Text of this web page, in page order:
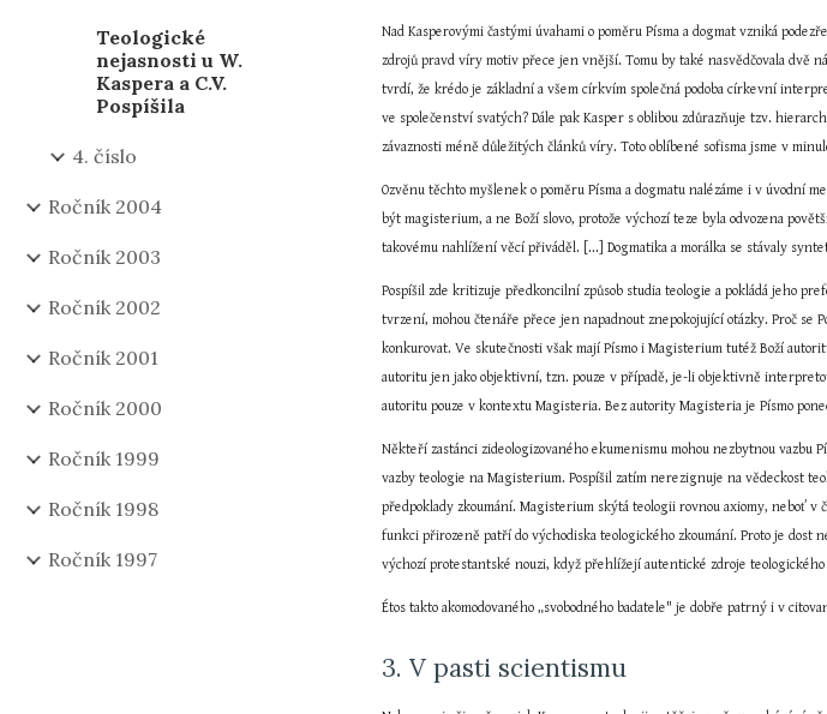
Teologické
nejasnosti u W.
Kaspera a C.V.
Pospíšila
4. číslo
Ročník 2004
Ročník 2003
Ročník 2002
Ročník 2001
Ročník 2000
Ročník 1999
Ročník 1998
Ročník 1997
Nad Kasperovými častými úvahami o poměru Písma a dogmat vzniká
zdrojů pravd víry motiv přece jen vnější. Tomu by také nasvědčovala dvě
tvrdí, že krédo je základní a všem církvím společná podoba církevní
ve společenství svatých? Dále pak Kasper s oblibou zdůrazňuje tzv.
závaznosti méně důležitých článků víry. Toto oblíbené sofisma jsme v
Ozvěnu těchto myšlenek o poměru Písma a dogmatu nalézáme i v úvodní
být magisterium, a ne Boží slovo, protože výchozí teze byla odvozena
takovému nahlížení věcí přiváděl. [...] Dogmatika a morálka se stávaly
Pospíšil zde kritizuje předkoncilní způsob studia teologie a pokládá jeho
tvrzení, mohou čtenáře přece jen napadnout znepokojující otázky. Proč se
konkurovat. Ve skutečnosti však mají Písmo i Magisterium tutéž Boží
autoritu jen jako objektivní, tzn. pouze v případě, je-li objektivně
autoritu pouze v kontextu Magisteria. Bez autority Magisteria je Písmo
Někteří zastánci zideologizovaného ekumenismu mohou nezbytnou vazbu
vazby teologie na Magisterium. Pospíšil zatím nerezignuje na vědeckost
předpoklady zkoumání. Magisterium skýtá teologii rovnou axiomy, neboť
funkci přirozeně patří do východiska teologického zkoumání. Proto je
výchozí protestantské nouzi, když přehlížejí autentické zdroje
Étos takto akomodovaného „svobodného badatele" je dobře patrný i v
3. V pasti scientismu